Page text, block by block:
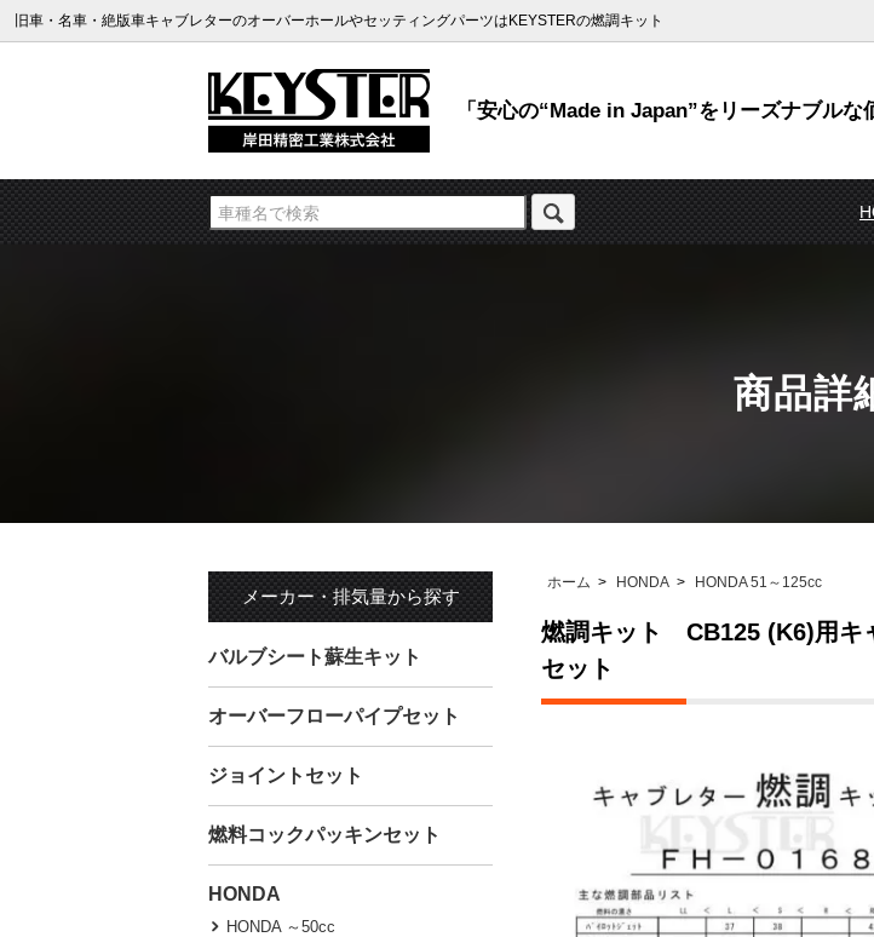
旧車・名車・絶版車キャブレターのオーバーホールやセッティングパーツはKEYSTERの燃調キット
「安心の“Made in Japan”をリーズナブルな
商品詳
ホーム > HONDA > HONDA 51～125cc
燃調キット CB125 (K6)用キ
セット
メーカー・排気量から探す
バルブシート蘇生キット
オーバーフローパイプセット
ジョイントセット
燃料コックパッキンセット
HONDA
HONDA ～50cc